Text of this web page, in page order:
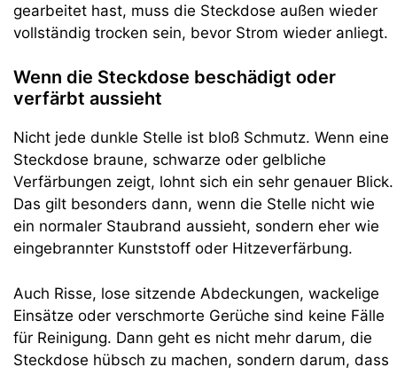
gearbeitet hast, muss die Steckdose außen wieder
vollständig trocken sein, bevor Strom wieder anliegt.
Wenn die Steckdose beschädigt oder
verfärbt aussieht
Nicht jede dunkle Stelle ist bloß Schmutz. Wenn eine
Steckdose braune, schwarze oder gelbliche
Verfärbungen zeigt, lohnt sich ein sehr genauer Blick.
Das gilt besonders dann, wenn die Stelle nicht wie
ein normaler Staubrand aussieht, sondern eher wie
eingebrannter Kunststoff oder Hitzeverfärbung.
Auch Risse, lose sitzende Abdeckungen, wackelige
Einsätze oder verschmorte Gerüche sind keine Fälle
für Reinigung. Dann geht es nicht mehr darum, die
Steckdose hübsch zu machen, sondern darum, dass